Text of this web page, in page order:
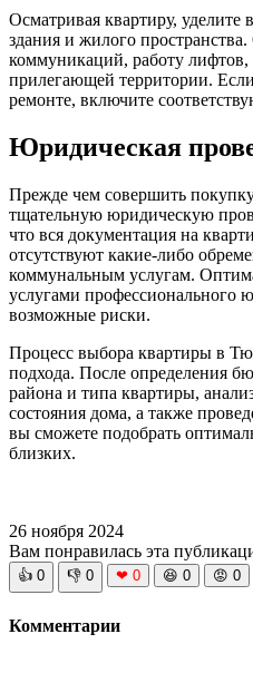
Осматривая квартиру,
здания и жилого
коммуникаций, работу лифтов,
прилегающей территории.
ремонте, включите
Юридическая
Прежде чем совершить
тщательную юридическую
что вся документация на
отсутствуют какие-либо
коммунальным услугам.
услугами профессионального
возможные риски.
Процесс выбора квартиры в
подхода. После определения
района и типа квартиры,
состояния дома, а также
вы сможете подобрать
близких.
26 ноября 2024
Вам понравилась эта
👍 0 👎 0 ❤ 0 😆 0 😡 0
Комментарии